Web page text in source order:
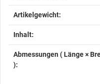
Artikelgewicht‍:
Inhalt‍:
Abmessungen ( Länge ×
)‍: